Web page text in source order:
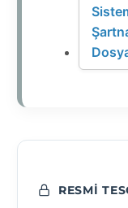
RESMI